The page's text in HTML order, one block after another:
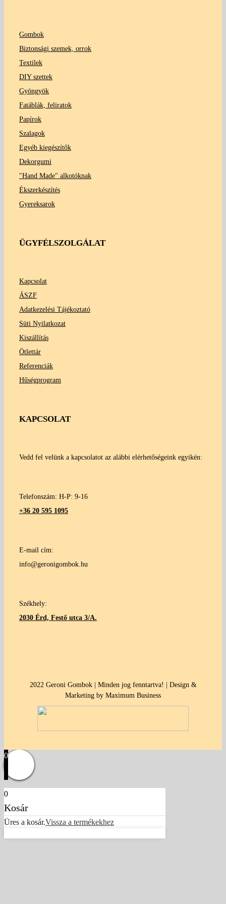
Gombok
Biztonsági szemek, orrok
Textilek
DIY szettek
Gyöngyök
Fatáblák, feliratok
Papírok
Szalagok
Egyéb kiegészítők
Dekorgumi
"Hand Made" alkotóknak
Ékszerkészítés
Gyereksarok
ÜGYFÉLSZOLGÁLAT
Kapcsolat
ÁSZF
Adatkezelési Tájékoztató
Süti Nyilatkozat
Kiszállítás
Ötlettár
Referenciák
Hűségprogram
KAPCSOLAT
Vedd fel velünk a kapcsolatot az alábbi elérhetőségeink egyikén:
Telefonszám: H-P: 9-16
+36 20 595 1095
E-mail cím:
info@geronigombok.hu
Székhely:
2030 Érd, Festő utca 3/A.
2022 Geroni Gombok | Minden jog fenntartva! | Design &
Marketing by Maximum Business
0
0
Kosár
Üres a kosár.Vissza a termékekhez